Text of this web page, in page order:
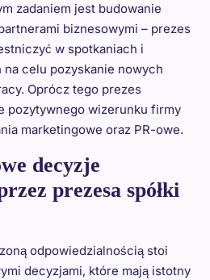
zadaniem jest budowanie
biznesowymi – prezes
w spotkaniach i
celu pozyskanie nowych
Oprócz tego prezes
pozytywnego wizerunku firmy
marketingowe oraz PR-owe.
decyzje
prezesa spółki
odpowiedzialnością stoi
decyzjami, które mają istotny